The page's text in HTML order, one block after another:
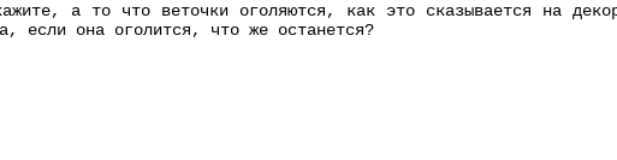
а то что веточки оголяются, как это сказывается на
если она оголится, что же останется?